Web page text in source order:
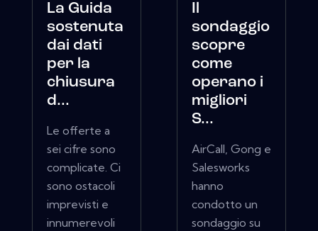
La Guida
sostenuta
dai dati
per la
chiusura
d...
Le offerte a
sei cifre sono
complicate. Ci
sono ostacoli
imprevisti e
innumerevoli
Il
sondaggio
scopre
come
operano i
migliori
S...
AirCall, Gong e
Salesworks
hanno
condotto un
sondaggio su